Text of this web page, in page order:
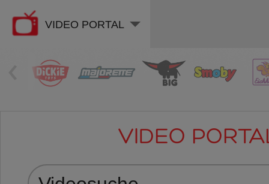
VIDEO PORTAL
VIDEO